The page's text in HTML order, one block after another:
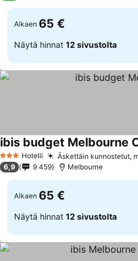
Alkaen 65 €
Näytä hinnat 12 sivustolta
3 Tähtiluokitus
Hotelli Äskettäin kunnostetut,
ibis budget Melbourne
6,9 9 459 Melbourne
Alkaen 65 €
Näytä hinnat 12 sivustolta